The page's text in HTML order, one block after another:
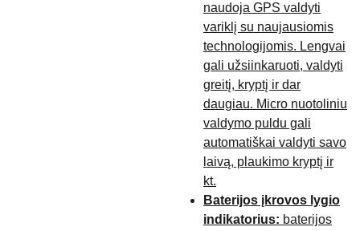
naudoja GPS valdyti
variklį su naujausiomis
technologijomis. Lengvai
gali užsiinkaruoti, valdyti
greitį, kryptį ir dar
daugiau. Micro nuotoliniu
valdymo puldu gali
automatiškai valdyti savo
laivą, plaukimo kryptį ir
kt.
Baterijos įkrovos lygio
indikatorius: baterijos